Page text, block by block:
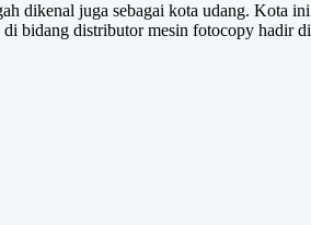
dikenal juga sebagai kota udang. Kota
bidang distributor mesin fotocopy hadir